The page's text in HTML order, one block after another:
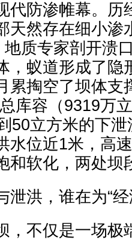
代防渗帷幕。历
天然存在细小渗
地质专家剖开溃
，蚁道形成了隐
累掏空了坝体支
库容（9319万
50立方米的下
水位近1米，高
和软化，两处坝
洪，谁在为“经
不仅是一场极